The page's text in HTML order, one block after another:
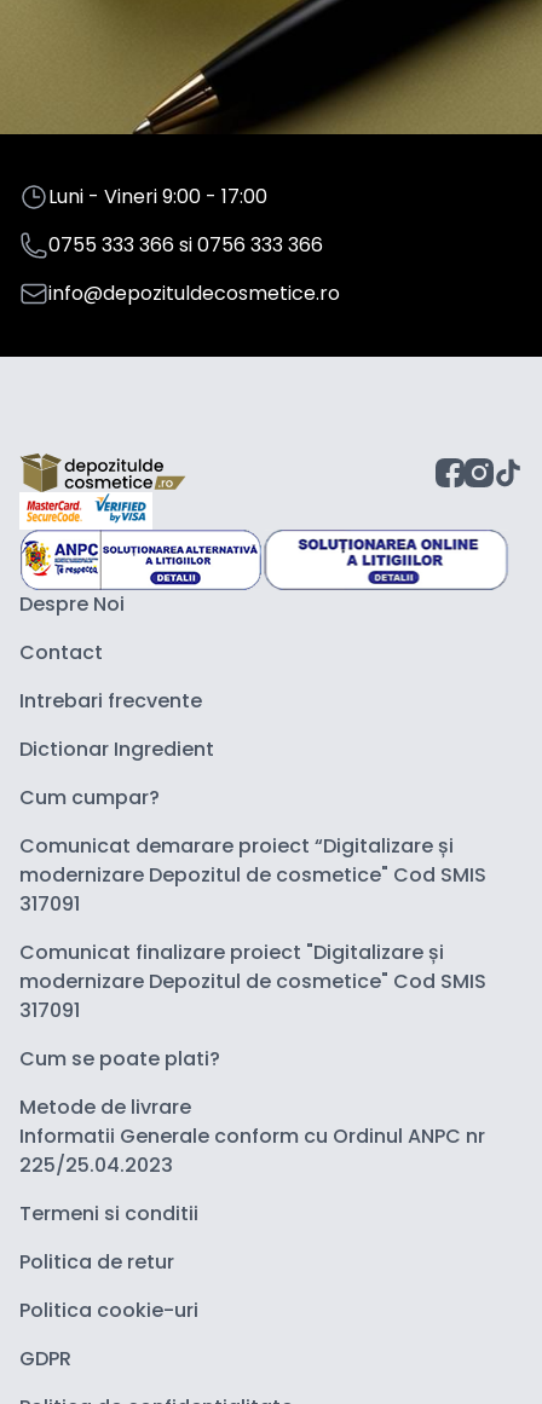
Luni - Vineri 9:00 - 17:00
0755 333 366si0756 333 366
info@depozituldecosmetice.ro
Despre Noi
Contact
Intrebari frecvente
Dictionar Ingredient
Cum cumpar?
Comunicat demarare proiect “Digitalizare și
modernizare Depozitul de cosmetice" Cod SMIS
317091
Comunicat finalizare proiect "Digitalizare și
modernizare Depozitul de cosmetice" Cod SMIS
317091
Cum se poate plati?
Metode de livrare
Informatii Generale conform cu Ordinul ANPC nr
225/25.04.2023
Termeni si conditii
Politica de retur
Politica cookie-uri
GDPR